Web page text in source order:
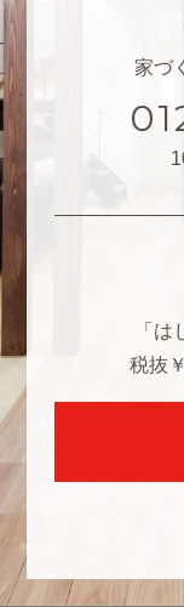
家づ
「
税抜